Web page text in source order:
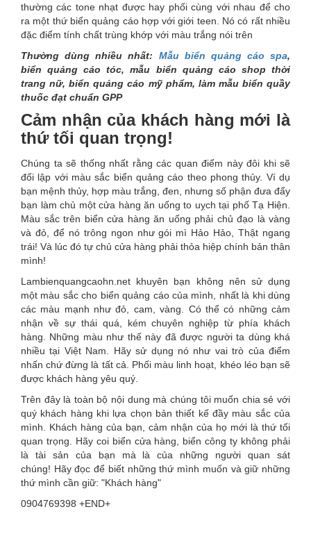
thường các tone nhạt được hay phối cùng với nhau để cho
ra một thứ biển quảng cáo hợp với giới teen. Nó có rất nhiều
đặc điểm tính chất trùng khớp với màu trắng nói trên
Thường dùng nhiều nhất: Mẫu biển quảng cáo spa,
biển quảng cáo tóc, mẫu biển quảng cáo shop thời
trang nữ, biển quảng cáo mỹ phẩm, làm mẫu biển quầy
thuốc đạt chuẩn GPP
Cảm nhận của khách hàng mới là
thứ tối quan trọng!
Chúng ta sẽ thống nhất rằng các quan điểm này đôi khi sẽ
đối lập với màu sắc biển quảng cáo theo phong thủy. Ví dụ
bạn mệnh thủy, hợp màu trắng, đen, nhưng số phận đưa đẩy
bạn làm chủ một cửa hàng ăn uống to uỵch tại phố Tạ Hiện.
Màu sắc trên biển cửa hàng ăn uống phải chủ đạo là vàng
và đỏ, để nó trông ngon như gói mì Hảo Hảo, Thật ngang
trái! Và lúc đó tự chủ cửa hàng phải thỏa hiệp chính bản thân
mình!
Lambienquangcaohn.net khuyên bạn không nên sử dụng
một màu sắc cho biển quảng cáo của mình, nhất là khi dùng
các màu mạnh như đỏ, cam, vàng. Có thể có những cảm
nhận về sự thái quá, kém chuyên nghiệp từ phía khách
hàng. Những màu như thế này đã được người ta dùng khá
nhiều tại Việt Nam. Hãy sử dụng nó như vai trò của điểm
nhấn chứ đừng là tất cả. Phối màu linh hoạt, khéo léo bạn sẽ
được khách hàng yêu quý.
Trên đây là toàn bộ nội dung mà chúng tôi muốn chia sẻ với
quý khách hàng khi lựa chọn bản thiết kế đầy màu sắc của
mình. Khách hàng của bạn, cảm nhận của họ mới là thứ tối
quan trọng. Hãy coi biển cửa hàng, biển công ty không phải
là tài sản của bạn mà là của những người quan sát
chúng! Hãy đọc để biết những thứ mình muốn và giữ những
thứ mình cần giữ: "Khách hàng"
0904769398 +END+